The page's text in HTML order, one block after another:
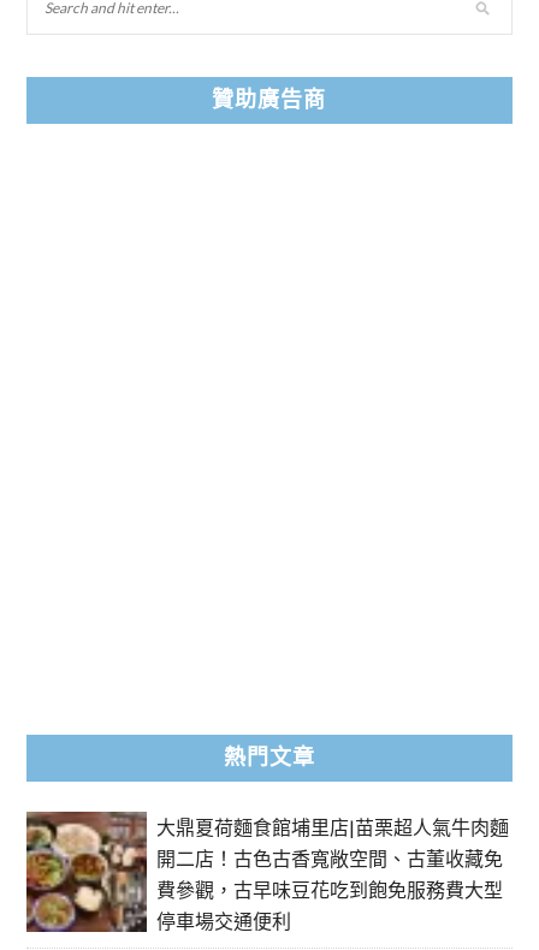
贊助廣告商
熱門文章
大鼎夏荷麵食館埔里店|苗栗超人氣牛肉麵
開二店！古色古香寬敞空間、古董收藏免
費參觀，古早味豆花吃到飽免服務費大型
停車場交通便利